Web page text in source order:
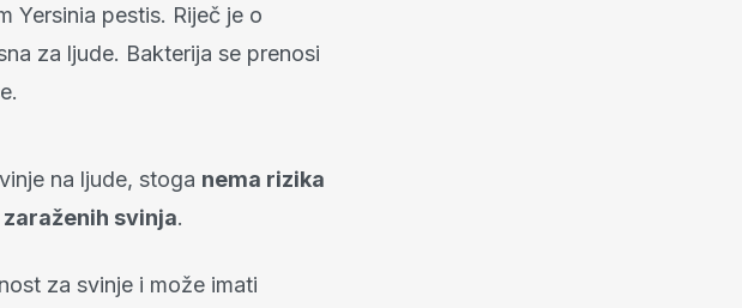
Yersinia pestis. Riječ je o
za ljude. Bakterija se prenosi
na ljude, stoga nema rizika
svinja.
za svinje i može imati